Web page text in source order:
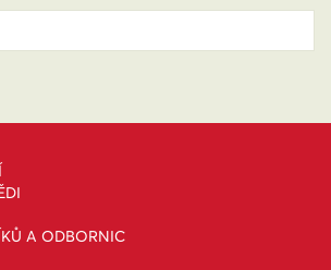
A ODBORNIC